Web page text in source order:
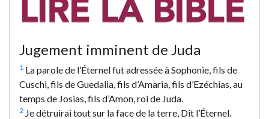
Jugement imminent de Juda
1 La parole de l’Éternel fut adressée à Sophonie, fils de
Cuschi, fils de Guedalia, fils d’Amaria, fils d’Ezéchias, au
temps de Josias, fils d’Amon, roi de Juda.
2 Je détruirai tout sur la face de la terre, Dit l’Éternel.